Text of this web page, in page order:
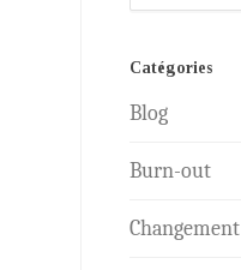
Catégories
Blog
Burn-out
Changement